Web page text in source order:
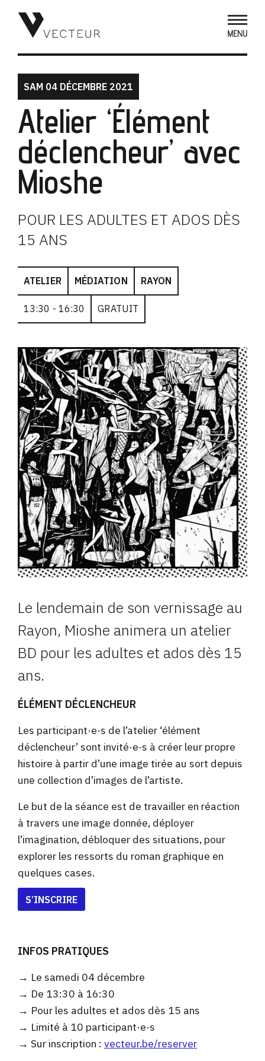
SAM 04 DÉCEMBRE 2021
Atelier ‘Élément
déclencheur’ avec
Mioshe
POUR LES ADULTES ET ADOS DÈS
15 ANS
ATELIER MÉDIATION RAYON
13:30 - 16:30 GRATUIT
Le lendemain de son vernissage au
Rayon, Mioshe animera un atelier
BD pour les adultes et ados dès 15
ans.
ÉLÉMENT DÉCLENCHEUR
Les participant·e·s de l’atelier ‘élément
déclencheur’ sont invité·e·s à créer leur propre
histoire à partir d’une image tirée au sort depuis
une collection d’images de l’artiste.
Le but de la séance est de travailler en réaction
à travers une image donnée, déployer
l’imagination, débloquer des situations, pour
explorer les ressorts du roman graphique en
quelques cases.
S’INSCRIRE
INFOS PRATIQUES
→ Le samedi 04 décembre
→ De 13:30 à 16:30
→ Pour les adultes et ados dès 15 ans
→ Limité à 10 participant·e·s
→ Sur inscription : vecteur.be/reserver